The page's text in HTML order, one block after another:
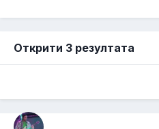
Открити 3 резултата